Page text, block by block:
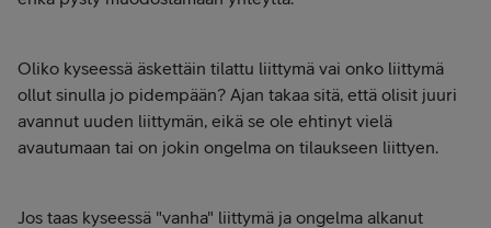
Oliko kyseessä äskettäin tilattu liittymä vai onko liittymä
ollut sinulla jo pidempään? Ajan takaa sitä, että olisit juuri
avannut uuden liittymän, eikä se ole ehtinyt vielä
avautumaan tai on jokin ongelma on tilaukseen liittyen.
Jos taas kyseessä "vanha" liittymä ja ongelma alkanut